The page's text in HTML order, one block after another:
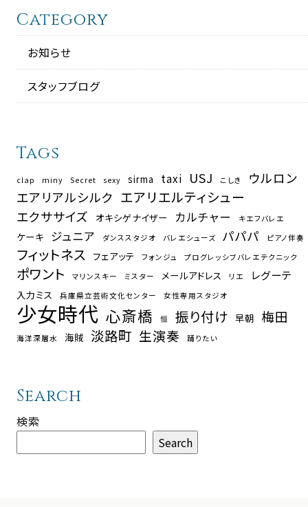
Category
お知らせ
スタッフブログ
Tags
clap miny Secret sexy sirma taxi USJ こしき
ウルロン
エアリアルシルク エアリエルティシュー
エクササイズ オキシゲナイザー カルチャー キエフバレエ
ケーキ ジュニア ダンススタジオ バレエシューズ パパパ ピアノ伴奏
フィットネス フェアッテ フォンジュ プログレッシブバレエテクニック
ポワント マリンスキー ミスター メールアドレス リエ レグーテ
入力ミス 兵庫県立芸術文化センター 女性専用スタジオ
少女時代 心斎橋 恒 振り付け 早朝 梅田
海洋深層水 海賊 淡路町 生演奏 踊りたい
Search
検索
Search